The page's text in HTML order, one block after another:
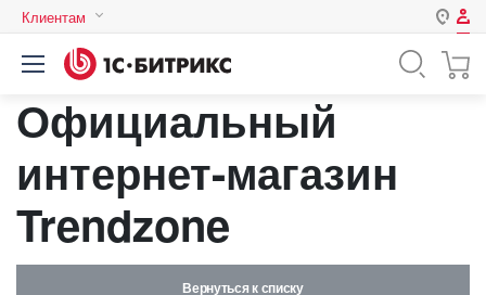
Клиентам
Авторизация
Зарегистрироваться
Логин
Пароль
Официальный
интернет-магазин
Trendzone
Вернуться к списку